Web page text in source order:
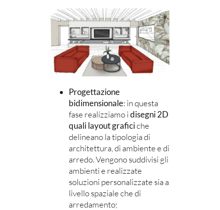
Progettazione
bidimensionale: in questa
fase realizziamo idisegni 2D
quali layout graficiche
delineano la tipologia di
architettura, di ambiente e di
arredo. Vengono suddivisi gli
ambienti e realizzate
soluzioni personalizzate sia a
livello spaziale che di
arredamento;